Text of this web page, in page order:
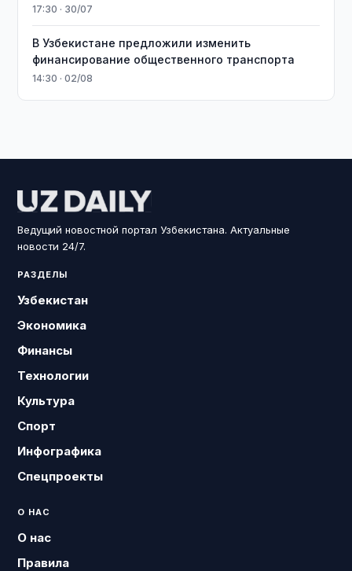
17:30 · 30/07
В Узбекистане предложили изменить
финансирование общественного транспорта
14:30 · 02/08
Ведущий новостной портал Узбекистана. Актуальные
новости 24/7.
РАЗДЕЛЫ
Узбекистан
Экономика
Финансы
Технологии
Культура
Спорт
Инфографика
Спецпроекты
О НАС
О нас
Правила